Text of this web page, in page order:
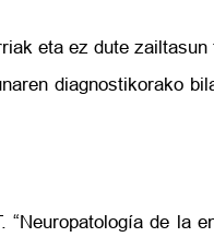
eta ez dute
diagnostikorako
“Neuropatología de la